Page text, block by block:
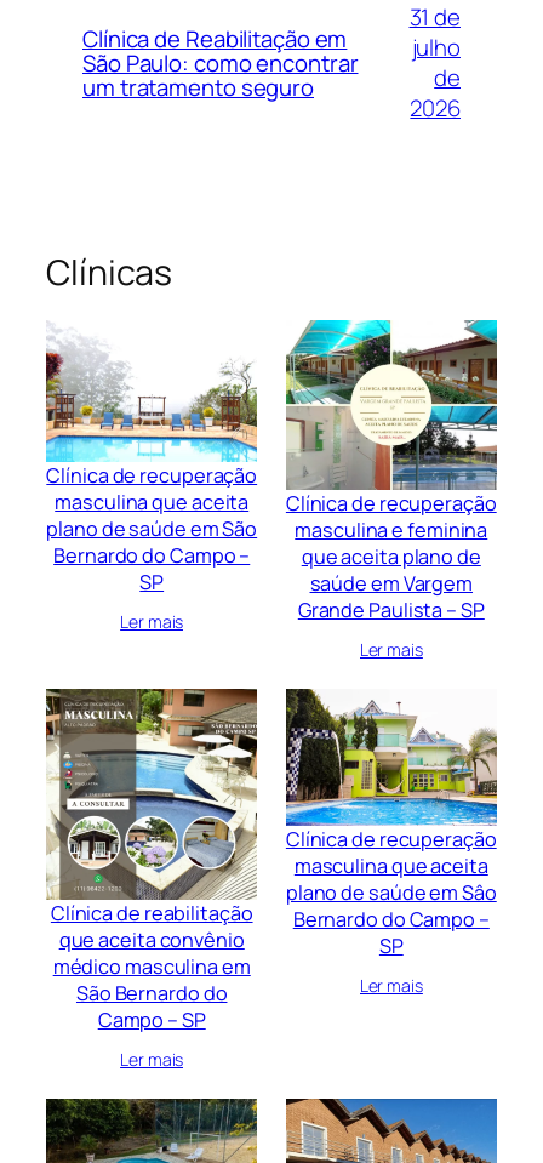
Clínica de Reabilitação em
São Paulo: como encontrar
um tratamento seguro
31 de
julho
de
2026
Clínicas
Clínica de recuperação
masculina que aceita
plano de saúde em São
Bernardo do Campo –
SP
Ler mais
Clínica de recuperação
masculina e feminina
que aceita plano de
saúde em Vargem
Grande Paulista – SP
Ler mais
Clínica de reabilitação
que aceita convênio
médico masculina em
São Bernardo do
Campo – SP
Ler mais
Clínica de recuperação
masculina que aceita
plano de saúde em Sâo
Bernardo do Campo –
SP
Ler mais